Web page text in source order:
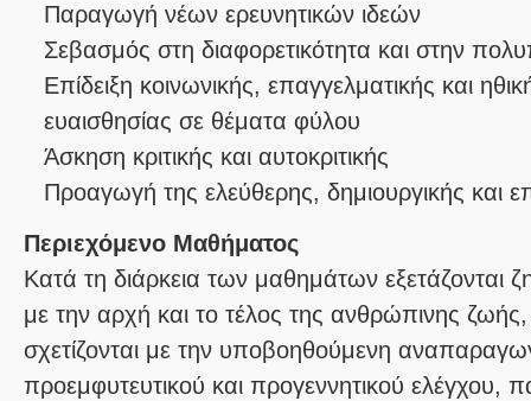
Παραγωγή νέων ερευνητικών ιδεών
Σεβασμός στη διαφορετικότητα και στην
Επίδειξη κοινωνικής, επαγγελματικής και
ευαισθησίας σε θέματα φύλου
Άσκηση κριτικής και αυτοκριτικής
Προαγωγή της ελεύθερης, δημιουργικής και
Περιεχόμενο Μαθήματος
Κατά τη διάρκεια των μαθημάτων εξετάζονται
με την αρχή και το τέλος της ανθρώπινης
σχετίζονται με την υποβοηθούμενη
προεμφυτευτικού και προγεννητικού ελέγχου,